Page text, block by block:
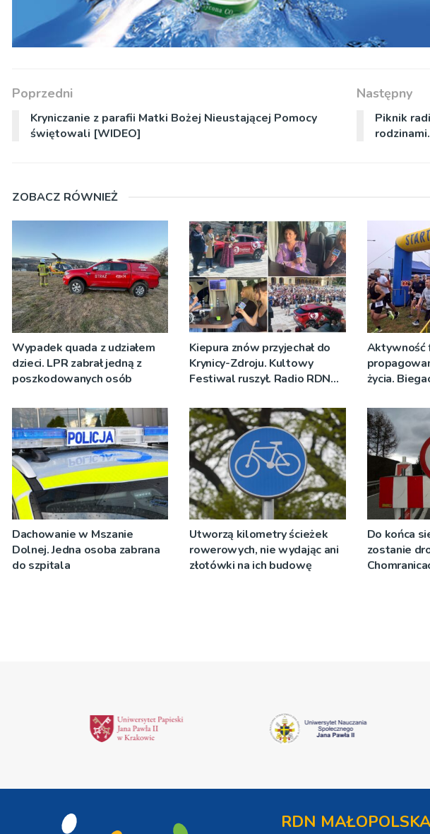
Poprzedni
Kryniczanie z parafii Matki Bożej Nieustającej Pomocy
świętowali [WIDEO]
Następny
Piknik
ZOBACZ RÓWNIEŻ
Wypadek quada z udziałem
dzieci. LPR zabrał jedną z
poszkodowanych osób
Kiepura znów przyjechał do
Krynicy-Zdroju. Kultowy
Festiwal ruszył. Radio RDN
[ZDJĘCIA]
Aktywność
życia.
Dachowanie w Mszanie
Dolnej. Jedna osoba zabrana
do szpitala
Utworzą kilometry ścieżek
rowerowych, nie wydając ani
złotówki na ich budowę
Do końca
zostanie
RDN MAŁOPOLSKA